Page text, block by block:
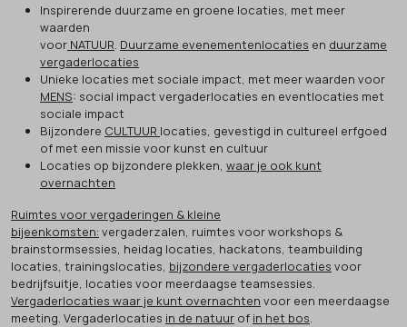
Inspirerende duurzame en groene locaties, met meer
waarden
voor NATUUR Duurzame evenementenlocaties en duurzame
vergaderlocaties
Unieke locaties met sociale impact, met meer waarden voor
MENS: social impact vergaderlocaties en eventlocaties met
sociale impact
Bijzondere CULTUUR locaties, gevestigd in cultureel erfgoed
of met een missie voor kunst en cultuur
Locaties op bijzondere plekken, waar je ook kunt
overnachten
Ruimtes voor vergaderingen & kleine
bijeenkomsten: vergaderzalen, ruimtes voor workshops &
brainstormsessies, heidag locaties, hackatons, teambuilding
locaties, trainingslocaties, bijzondere vergaderlocaties voor
bedrijfsuitje, locaties voor meerdaagse teamsessies.
Vergaderlocaties waar je kunt overnachten voor een meerdaagse
meeting. Vergaderlocaties in de natuur of in het bos